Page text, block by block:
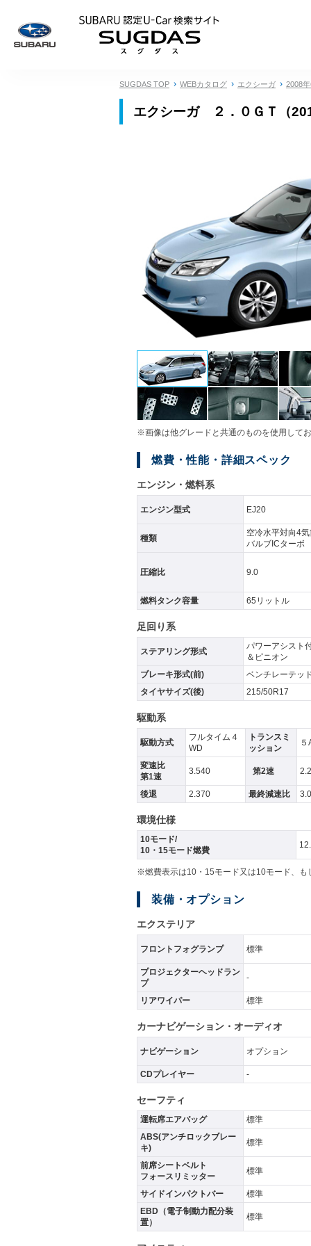
SUGDAS TOP WEBカタログ エクシーガ 2008
エクシーガ ２．０ＧＴ（
※画像は他グレードと共通のものを使用して
燃費・性能・詳細スペック
エンジン・燃料系
エンジン型式 EJ20
種類
空冷水平対向4
バルブICターボ
圧縮比 9.0
燃料タンク容量 65リットル
足回り系
ステアリング形式
パワーアシスト
＆ピニオン
ブレーキ形式(前)
ベンチレーテッ
タイヤサイズ(後)
215/50R17
駆動系
駆動方式
フルタイム４
WD
トランスミ
ッション
５
変速比
第1速
3.540 第2速
後退 2.370 最終減速比
環境仕様
10モード/
10・15モード燃費
※燃費表示は10・15モード又は10モード、も
装備・オプション
エクステリア
フロントフォグランプ 標準
プロジェクターヘッドラン
プ
-
リアワイパー 標準
カーナビゲーション・オーディオ
ナビゲーション オプション
CDプレイヤー -
セーフティ
運転席エアバッグ
標準
ABS(アンチロックブレー
キ)
標準
前席シートベルト
フォースリミッター
標準
サイドインパクトバー
標準
EBD（電子制動力配分装
置）
標準